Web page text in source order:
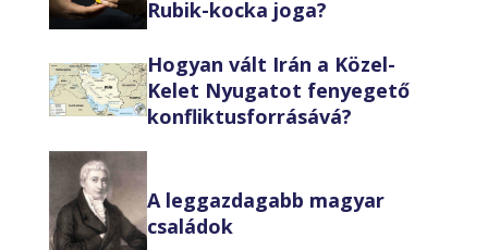
Rubik-kocka joga?
Hogyan vált Irán a Közel-
Kelet Nyugatot fenyegető
konfliktusforrásává?
A leggazdagabb magyar
családok